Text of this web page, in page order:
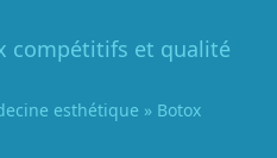
compétitifs et qualité
esthétique » Botox